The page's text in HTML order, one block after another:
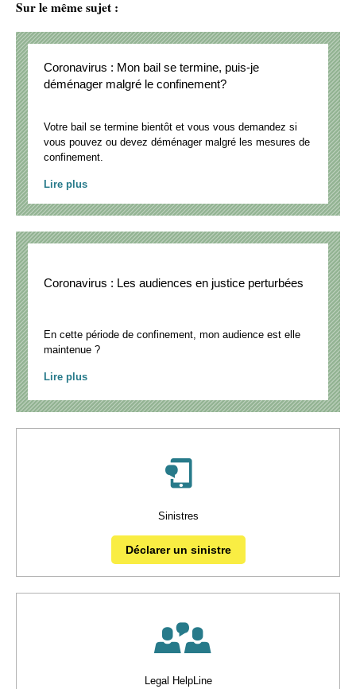
Sur le même sujet :
Coronavirus : Mon bail se termine, puis-je
déménager malgré le confinement?
Votre bail se termine bientôt et vous vous demandez si
vous pouvez ou devez déménager malgré les mesures de
confinement.
Lire plus
Coronavirus : Les audiences en justice perturbées
En cette période de confinement, mon audience est elle
maintenue ?
Lire plus
Sinistres
Déclarer un sinistre
Legal HelpLine